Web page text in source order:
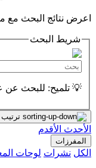
اعرض نتائج البحث مع
شريط البحث
💡 تلميح: للبحث عن
الأحدث الأقدم
المفرزات
الكل نشرات لوحات